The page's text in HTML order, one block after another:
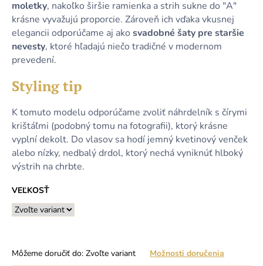
moletky, nakoľko širšie ramienka a strih sukne do "A"
krásne vyvažujú proporcie. Zároveň ich vďaka vkusnej
elegancii odporúčame aj ako svadobné šaty pre staršie
nevesty, ktoré hľadajú niečo tradičné v modernom
prevedení.
Styling tip
K tomuto modelu odporúčame zvoliť náhrdelník s čírymi
krištáľmi (podobný tomu na fotografii), ktorý krásne
vyplní dekolt. Do vlasov sa hodí jemný kvetinový venček
alebo nízky, nedbalý drdol, ktorý nechá vyniknúť hlboký
výstrih na chrbte.
VEĽKOSŤ
Môžeme doručiť do: Zvoľte variant Možnosti doručenia